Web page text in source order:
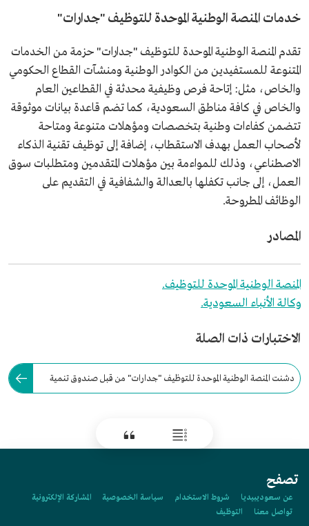
خدمات المنصة الوطنية الموحدة للتوظيف "جدارات"
تقدم المنصة الوطنية الموحدة للتوظيف "جدارات" حزمة من الخدمات
المتنوعة للمستفيدين من الكوادر الوطنية ومنشآت القطاع الحكومي
والخاص، مثل: إتاحة فرص وظيفية محدثة في القطاعين العام
والخاص في كافة مناطق السعودية، كما تضم قاعدة بيانات موثوقة
تتضمن كفاءات وطنية بتخصصات ومؤهلات متنوعة ومتاحة
لأصحاب العمل بهدف الاستقطاب، إضافة إلى توظيف تقنية الذكاء
الاصطناعي، وذلك للمواءمة بين مؤهلات المتقدمين ومتطلبات سوق
العمل، إلى جانب تكفلها بالعدالة والشفافية في التقديم على
الوظائف المطروحة.
المصادر
المنصة الوطنية الموحدة للتوظيف.
وكالة الأنباء السعودية.
الاختبارات ذات الصلة
دشنت المنصة الوطنية الموحدة للتوظيف "جدارات" من قبل صندوق تنمية
تصفح
عن سعوديبيديا شروط الاستخدام سياسة الخصوصية
المشاركة الإلكترونية
تواصل معنا
التوظيف